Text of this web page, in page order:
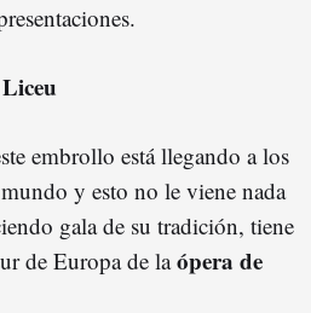
embrollo está llegando a los
y esto no le viene nada
gala de su tradición, tiene
de Europa de laópera de